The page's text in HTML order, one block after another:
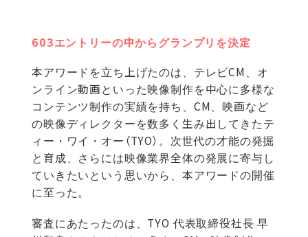
603エントリーの中からグランプリを決定
本アワードを立ち上げたのは、テレビCM、オ
ンライン動画といった映像制作を中心に多様な
コンテンツ制作の実績を持ち、CM、映画など
の映像ディレクターを数多く生み出してきたテ
ィー・ワイ・オー（TYO）。次世代の才能の発掘
と育成、さらには映像業界全体の発展に寄与し
ていきたいという思いから、本アワードの開催
に至った。
審査にあたったのは、TYO 代表取締役社長 早